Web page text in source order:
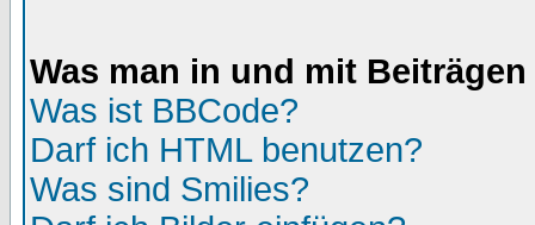
Was man in und mit
Was ist BBCode?
Darf ich HTML benutzen?
Was sind Smilies?